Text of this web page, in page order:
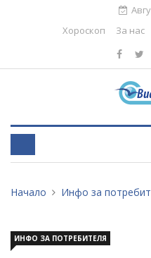
Хороскоп
За нас
Начало Инфо за
ИНФО ЗА ПОТРЕБИТЕЛЯ